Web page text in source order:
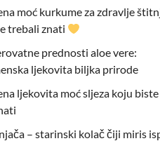
moć kurkume za zdravlje
trebali znati
prednosti aloe vere:
ljekovita biljka prirode
ljekovita moć sljeza koju biste
– starinski kolač čiji miris